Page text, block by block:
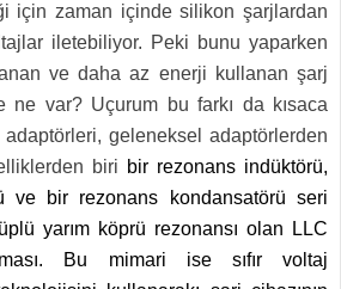
için zaman içinde silikon şarjlardan
iletebiliyor. Peki bunu yaparken
ve daha az enerji kullanan şarj
ne var? Uçurum bu farkı da kısaca
adaptörleri, geleneksel adaptörlerden
biri bir rezonans indüktörü,
ve bir rezonans kondansatörü seri
yarım köprü rezonansı olan LLC
Bu mimari ise sıfır voltaj